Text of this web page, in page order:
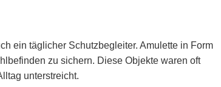
ein täglicher Schutzbegleiter. Amulette in Form
zu sichern. Diese Objekte waren oft
unterstreicht.